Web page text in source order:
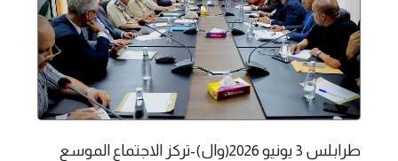
طرابلس 3 يونيو 2026(وال)-تركز الاجتماع الموسع